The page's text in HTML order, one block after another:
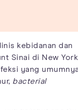
kebidanan dan
Sinai di New York
yang
bacterial